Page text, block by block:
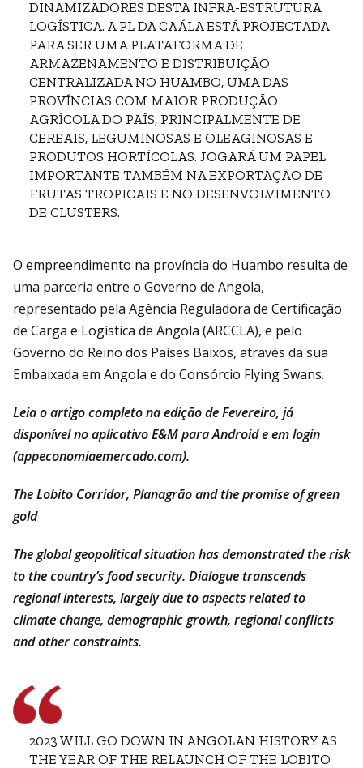
DINAMIZADORES DESTA INFRA-ESTRUTURA
LOGÍSTICA. A PL DA CAÁLA ESTÁ PROJECTADA
PARA SER UMA PLATAFORMA DE
ARMAZENAMENTO E DISTRIBUIÇÃO
CENTRALIZADA NO HUAMBO, UMA DAS
PROVÍNCIAS COM MAIOR PRODUÇÃO
AGRÍCOLA DO PAÍS, PRINCIPALMENTE DE
CEREAIS, LEGUMINOSAS E OLEAGINOSAS E
PRODUTOS HORTÍCOLAS. JOGARÁ UM PAPEL
IMPORTANTE TAMBÉM NA EXPORTAÇÃO DE
FRUTAS TROPICAIS E NO DESENVOLVIMENTO
DE CLUSTERS.
O empreendimento na província do Huambo resulta de
uma parceria entre o Governo de Angola,
representado pela Agência Reguladora de Certificação
de Carga e Logística de Angola (ARCCLA), e pelo
Governo do Reino dos Países Baixos, através da sua
Embaixada em Angola e do Consórcio Flying Swans.
Leia o artigo completo na edição de Fevereiro, já
disponível no aplicativo E&M para Android e em login
(appeconomiaemercado.com).
The Lobito Corridor, Planagrão and the promise of green
gold
The global geopolitical situation has demonstrated the risk
to the country’s food security. Dialogue transcends
regional interests, largely due to aspects related to
climate change, demographic growth, regional conflicts
and other constraints.
2023 WILL GO DOWN IN ANGOLAN HISTORY AS
THE YEAR OF THE RELAUNCH OF THE LOBITO